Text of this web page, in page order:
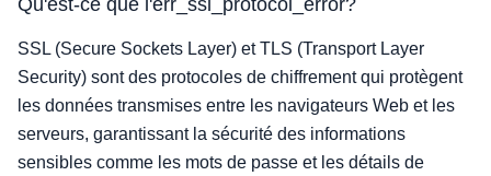
Qu'est-ce que l'err_ssl_protocol_error?
SSL (Secure Sockets Layer) et TLS (Transport Layer
Security) sont des protocoles de chiffrement qui protègent
les données transmises entre les navigateurs Web et les
serveurs, garantissant la sécurité des informations
sensibles comme les mots de passe et les détails de